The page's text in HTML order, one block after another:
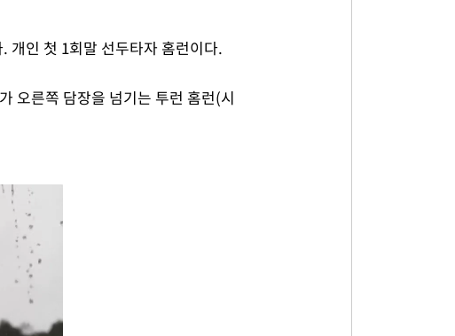
개인 첫 1회말 선두타자 홈런이다.
오른쪽 담장을 넘기는 투런 홈런(시